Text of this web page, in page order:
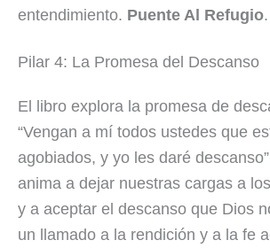
entendimiento. Puente Al Refugio.
Pilar 4: La Promesa del Descanso
El libro explora la promesa de
“Vengan a mí todos ustedes que
agobiados, y yo les daré
anima a dejar nuestras cargas a
y a aceptar el descanso que Dios
un llamado a la rendición y a la fe